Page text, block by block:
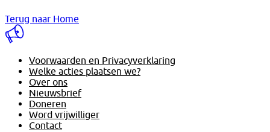
Terug naar Home
Voorwaarden en Privacyverklaring
Welke acties plaatsen we?
Over ons
Nieuwsbrief
Doneren
Word vrijwilliger
Contact